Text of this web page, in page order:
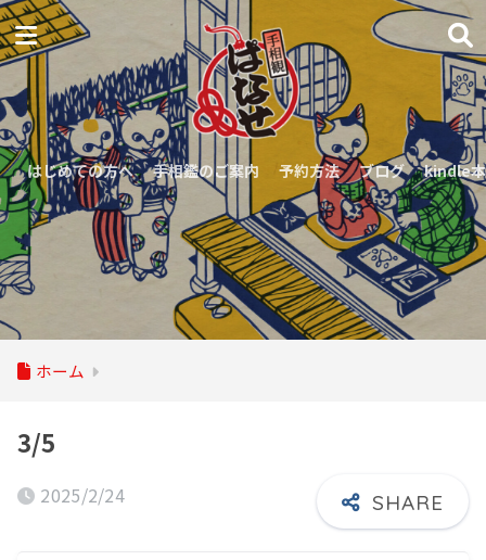
はじめての方へ 手相鑑のご案内 予約方法 ブログ kindle本
ホーム
3/5
2025/2/24